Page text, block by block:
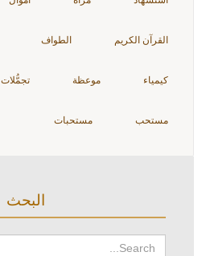
القرآن الكريم الطواف
كيمياء موعظة تجمُّلات
مستحب مستحبات
البحث